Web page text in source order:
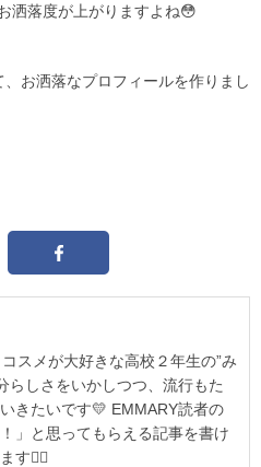
洒落度が上がりますよね😳
お洒落なプロフィールを作り まし
コスメが大好きな高校２年生の”み
らしさをいかしつつ、流行もた
きたいです💛 EMMARY読者の
」と思ってもらえる記事を書け
す✊🏻